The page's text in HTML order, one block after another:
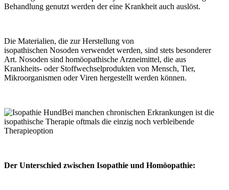
Behandlung genutzt werden der eine Krankheit auch auslöst.
Die Materialien, die zur Herstellung von
isopathischen Nosoden verwendet werden, sind stets besonderer
Art. Nosoden sind homöopathische Arzneimittel, die aus
Krankheits- oder Stoffwechselprodukten von Mensch, Tier,
Mikroorganismen oder Viren hergestellt werden können.
Bei manchen chronischen Erkrankungen ist die
isopathische Therapie oftmals die einzig noch verbleibende
Therapieoption
Der Unterschied zwischen Isopathie und Homöopathie: